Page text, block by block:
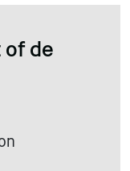
of de